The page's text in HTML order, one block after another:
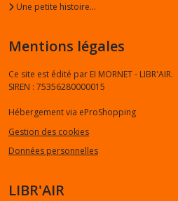
Une petite histoire...
Mentions légales
Ce site est édité par EI MORNET - LIBR'AIR.
SIREN : 75356280000015
Hébergement via eProShopping
Gestion des cookies
Données personnelles
LIBR'AIR